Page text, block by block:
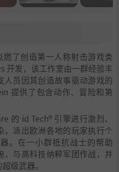
了创造第一人称射击游戏类
开发，该工作室由一群经验丰
人员因其创造故事驱动游戏的
提供了包含动作、冒险和第
的 id Tech® 引擎进行激烈、
，派出欧洲各地的玩家执行个
。在一小群抵抗战士的帮助
，与高科技纳粹军团作战，并
级武器。